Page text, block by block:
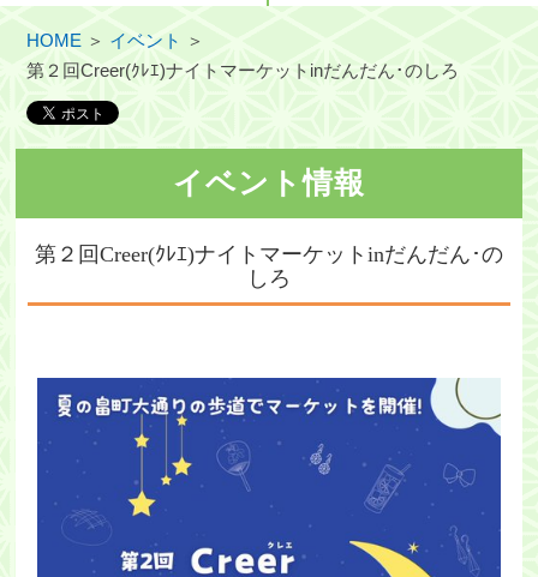
観光スポット
観光コース
・観光ガイド
会員募集
会員一覧
旅行のお申し込み
HOME ＞ イベント ＞
第２回Creer(ｸﾚｴ)ナイトマーケットinだんだん･のしろ
イベント情報
第２回Creer(ｸﾚｴ)ナイトマーケットinだんだん･の
しろ